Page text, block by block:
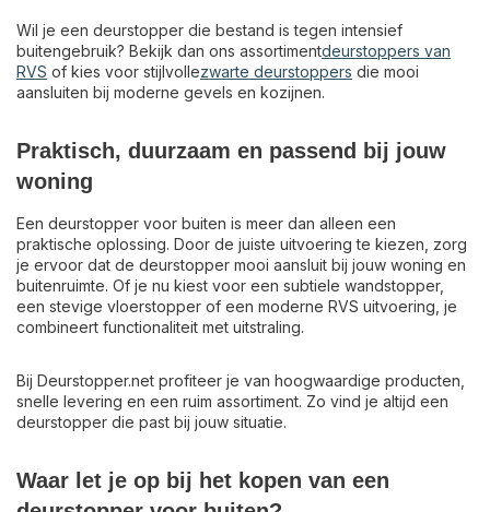
Wil je een deurstopper die bestand is tegen intensief
buitengebruik? Bekijk dan ons assortimentdeurstoppers van
RVS of kies voor stijlvollezwarte deurstoppers die mooi
aansluiten bij moderne gevels en kozijnen.
Praktisch, duurzaam en passend bij jouw
woning
Een deurstopper voor buiten is meer dan alleen een
praktische oplossing. Door de juiste uitvoering te kiezen, zorg
je ervoor dat de deurstopper mooi aansluit bij jouw woning en
buitenruimte. Of je nu kiest voor een subtiele wandstopper,
een stevige vloerstopper of een moderne RVS uitvoering, je
combineert functionaliteit met uitstraling.
Bij Deurstopper.net profiteer je van hoogwaardige producten,
snelle levering en een ruim assortiment. Zo vind je altijd een
deurstopper die past bij jouw situatie.
Waar let je op bij het kopen van een